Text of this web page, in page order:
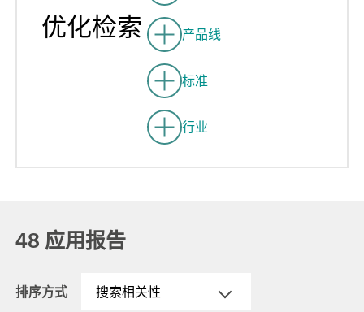
优化检索 产品线
标准
行业
48 应用报告
排序方式 搜索相关性